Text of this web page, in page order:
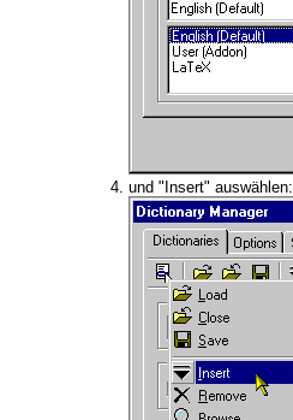
und "Insert" auswählen: